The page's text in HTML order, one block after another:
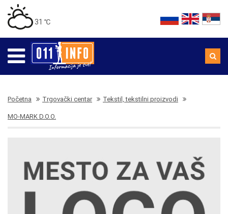
31 ℃
Početna Trgovački centar Tekstil, tekstilni proizvodi
MO-MARK D.O.O.